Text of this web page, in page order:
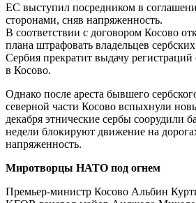
ЕС выступил посредником в
сторонами, сняв напряженность.
В соответствии с договором Косово
плана штрафовать владельцев
Сербия прекратит выдачу
в Косово.
Однако после ареста бывшего
северной части Косово вспыхнули
декабря этнические сербы соорудили
недели блокируют движение на
напряженность.
Миротворцы НАТО под огнем
Премьер-министр Косово Альбин